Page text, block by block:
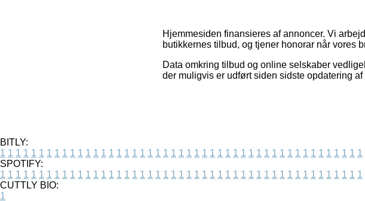
Hjemmesiden finansieres af annoncer. Vi
butikkernes tilbud, og tjener honorar når vores
Data omkring tilbud og online selskaber
der muligvis er udført siden sidste opdatering af
BITLY:
1 1 1 1 1 1 1 1 1 1 1 1 1 1 1 1 1 1 1 1 1 1 1 1 1 1 1 1 1 1 1 1 1 1 1 1 1 1 1 1 1 1 1 1 1 1 1
SPOTIFY:
1 1 1 1 1 1 1 1 1 1 1 1 1 1 1 1 1 1 1 1 1 1 1 1 1 1 1 1 1 1 1 1 1 1 1 1 1 1 1 1 1 1 1 1 1 1 1
CUTTLY BIO:
1